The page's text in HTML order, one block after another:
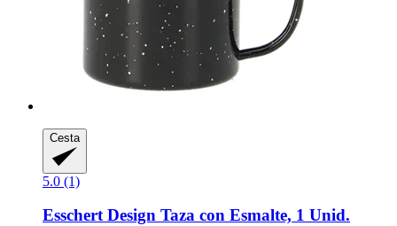
Cesta
5.0 (1)
Esschert Design Taza con Esmalte, 1 Unid.